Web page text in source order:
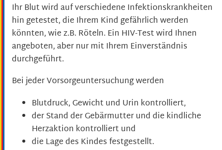
Ihr Blut wird auf verschiedene Infektionskrankheiten
hin getestet, die Ihrem Kind gefährlich werden
könnten, wie z.B. Röteln. Ein HIV-Test wird Ihnen
angeboten, aber nur mit Ihrem Einverständnis
durchgeführt.
Bei jeder Vorsorgeuntersuchung werden
Blutdruck, Gewicht und Urin kontrolliert,
der Stand der Gebärmutter und die kindliche
Herzaktion kontrolliert und
die Lage des Kindes festgestellt.